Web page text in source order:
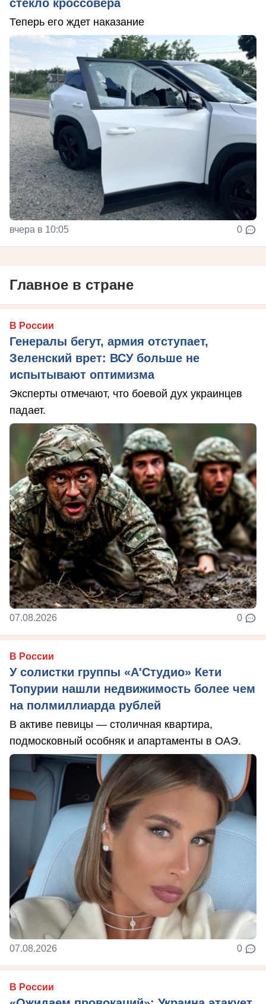
стекло кроссовера
Теперь его ждет наказание
вчера в 10:05 0
Главное в стране
В России
Генералы бегут, армия отступает,
Зеленский врет: ВСУ больше не
испытывают оптимизма
Эксперты отмечают, что боевой дух украинцев
падает.
07.08.2026 0
В России
У солистки группы «А'Студио» Кети
Топурии нашли недвижимость более чем
на полмиллиарда рублей
В активе певицы — столичная квартира,
подмосковный особняк и апартаменты в ОАЭ.
07.08.2026 0
В России